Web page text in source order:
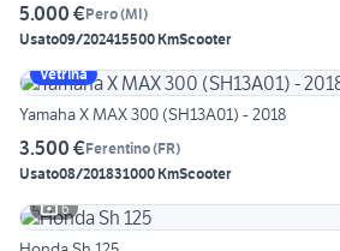
5.000 €Pero(MI)
Usato09/202415500 KmScooter
Vetrina
Yamaha X MAX 300 (SH13A01) - 2018
3.500 €Ferentino(FR)
Usato08/201831000 KmScooter
6